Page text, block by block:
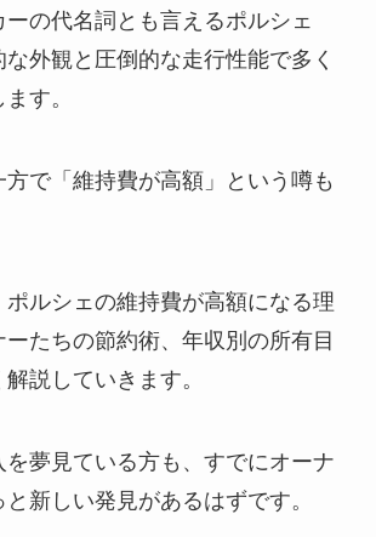
の代名詞とも言えるポルシェ
外観と圧倒的な走行性能で多く
す。
方で「維持費が高額」という噂も
ポルシェの維持費が高額になる理
たちの節約術、年収別の所有目
説していきます。
を夢見ている方も、すでにオーナ
新しい発見があるはずです。